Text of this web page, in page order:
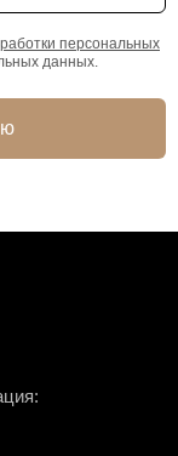
персональных
данных.